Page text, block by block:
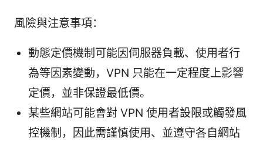
風險與注意事項：
動態定價機制可能因伺服器負載、使用者行
為等因素變動，VPN 只能在一定程度上影響
定價，並非保證最低價。
某些網站可能會對 VPN 使用者設限或觸發風
控機制，因此需謹慎使用、並遵守各自網站